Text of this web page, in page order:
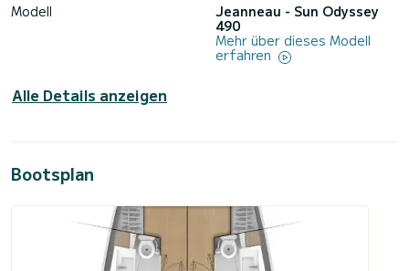
Modell
Jeanneau - Sun Odyssey
490
Mehr über dieses Modell
erfahren
Alle Details anzeigen
Bootsplan